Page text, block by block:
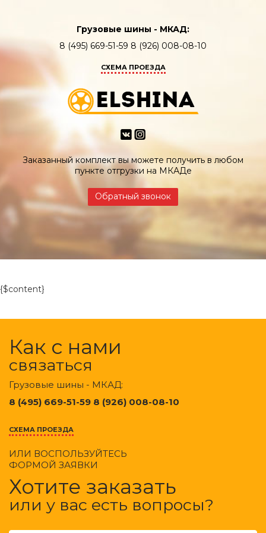
Грузовые шины - МКАД:
8 (495) 669-51-59 8 (926) 008-08-10
СХЕМА ПРОЕЗДА
Заказанный комплект вы можете получить в любом
пункте отгрузки на МКАДе
Обратный звонок
{$content}
Как с нами
связаться
Грузовые шины - МКАД:
8 (495) 669-51-59 8 (926) 008-08-10
СХЕМА ПРОЕЗДА
ИЛИ ВОСПОЛЬЗУЙТЕСЬ
ФОРМОЙ ЗАЯВКИ
Хотите заказать
или у вас есть вопросы?